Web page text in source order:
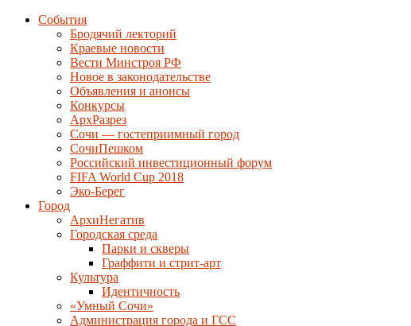
События
Бродячий лекторий
Краевые новости
Вести Минстроя РФ
Новое в законодательстве
Объявления и анонсы
Конкурсы
АрхРазрез
Сочи — гостеприимный город
СочиПешком
Российский инвестиционный форум
FIFA World Cup 2018
Эко-Берег
Город
АрхиНегатив
Городская среда
Парки и скверы
Граффити и стрит-арт
Культура
Идентичность
«Умный Сочи»
Администрация города и ГСС